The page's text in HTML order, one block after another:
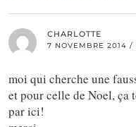
CHARLOTTE
7 NOVEMBRE 2014 /
moi qui cherche une
et pour celle de Noel, ça
par ici!